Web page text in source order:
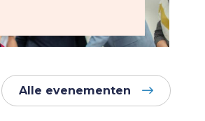
Alle evenementen